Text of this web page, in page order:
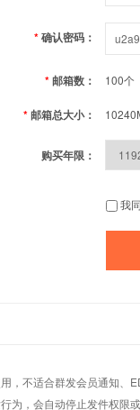
*确认密码：
*邮箱数： 100个
*邮箱总大小：
购买年限：
我
，不适合群发会员通知
为，会自动停止发件权限